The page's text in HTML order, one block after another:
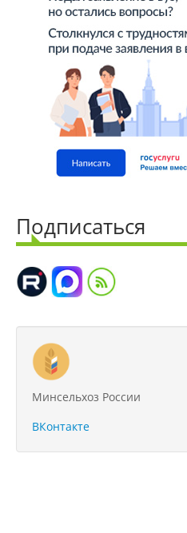
Целевой прием
Общежития
Среднее профессиональное
образование
Подготовка к ЕГЭ и ОГЭ
Профориентация
День открытых дверей
Иностранным гражданам
Подписаться
Минсельхоз России
ВКонтакте